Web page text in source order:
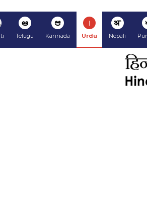
अ
Nepali
ا
Urdu
ಆ
Kannada
ఆ
Telugu